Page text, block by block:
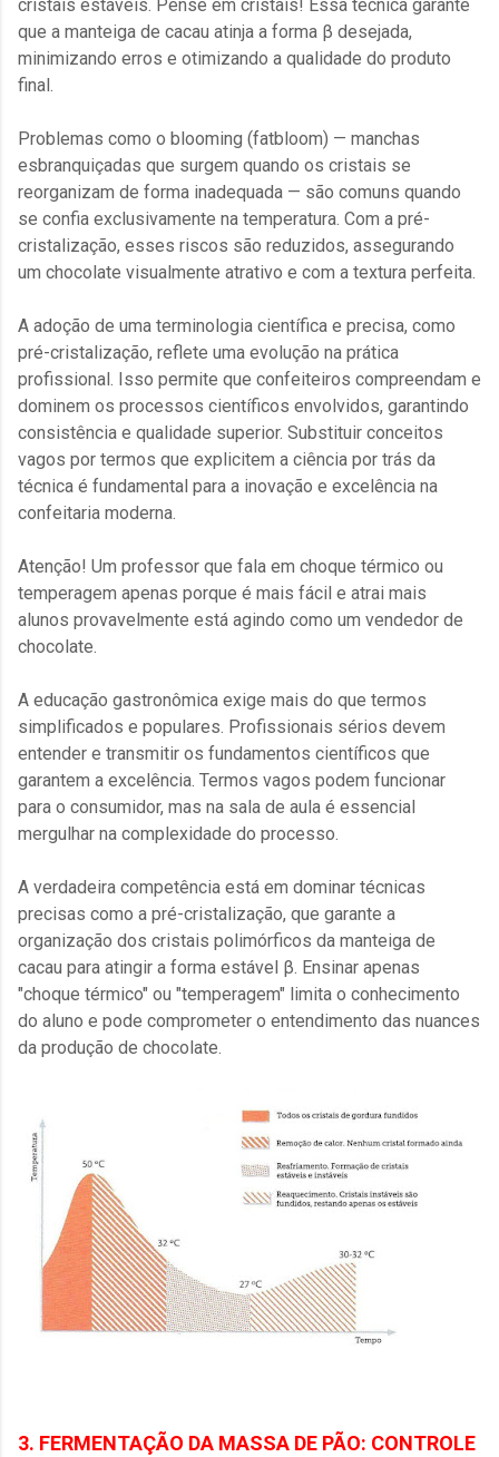
cristais estáveis. Pense em cristais! Essa técnica garante
que a manteiga de cacau atinja a forma β desejada,
minimizando erros e otimizando a qualidade do produto
final.
Problemas como o blooming (fatbloom) — manchas
esbranquiçadas que surgem quando os cristais se
reorganizam de forma inadequada — são comuns quando
se confia exclusivamente na temperatura. Com a pré-
cristalização, esses riscos são reduzidos, assegurando
um chocolate visualmente atrativo e com a textura perfeita.
A adoção de uma terminologia científica e precisa, como
pré-cristalização, reflete uma evolução na prática
profissional. Isso permite que confeiteiros compreendam e
dominem os processos científicos envolvidos, garantindo
consistência e qualidade superior. Substituir conceitos
vagos por termos que explicitem a ciência por trás da
técnica é fundamental para a inovação e excelência na
confeitaria moderna.
Atenção! Um professor que fala em choque térmico ou
temperagem apenas porque é mais fácil e atrai mais
alunos provavelmente está agindo como um vendedor de
chocolate.
A educação gastronômica exige mais do que termos
simplificados e populares. Profissionais sérios devem
entender e transmitir os fundamentos científicos que
garantem a excelência. Termos vagos podem funcionar
para o consumidor, mas na sala de aula é essencial
mergulhar na complexidade do processo.
A verdadeira competência está em dominar técnicas
precisas como a pré-cristalização, que garante a
organização dos cristais polimórficos da manteiga de
cacau para atingir a forma estável β. Ensinar apenas
"choque térmico" ou "temperagem" limita o conhecimento
do aluno e pode comprometer o entendimento das nuances
da produção de chocolate.
3. FERMENTAÇÃO DA MASSA DE PÃO: CONTROLE